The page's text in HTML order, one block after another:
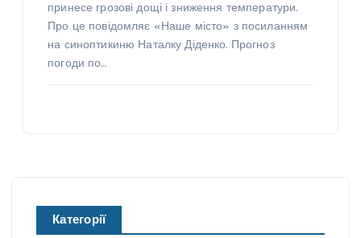
принесе грозові дощі і зниження температури.
Про це повідомляє «Наше місто» з посиланням
на синоптикиню Наталку Діденко. Прогноз
погоди по…
Категорії